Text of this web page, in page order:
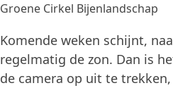
Groene Cirkel Bijenlandschap
Komende weken schijnt,
regelmatig de zon. Dan is
de camera op uit te